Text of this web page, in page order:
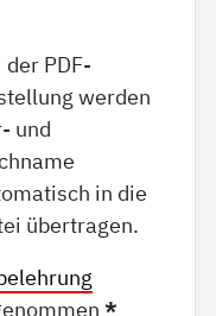
der PDF-
werden
und
in die
übertragen.
*